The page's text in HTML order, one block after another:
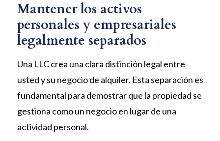
Mantener los activos
personales y empresariales
legalmente separados
Una LLC crea una clara distinción legal entre
usted y su negocio de alquiler. Esta separación es
fundamental para demostrar que la propiedad se
gestiona como un negocio en lugar de una
actividad personal.